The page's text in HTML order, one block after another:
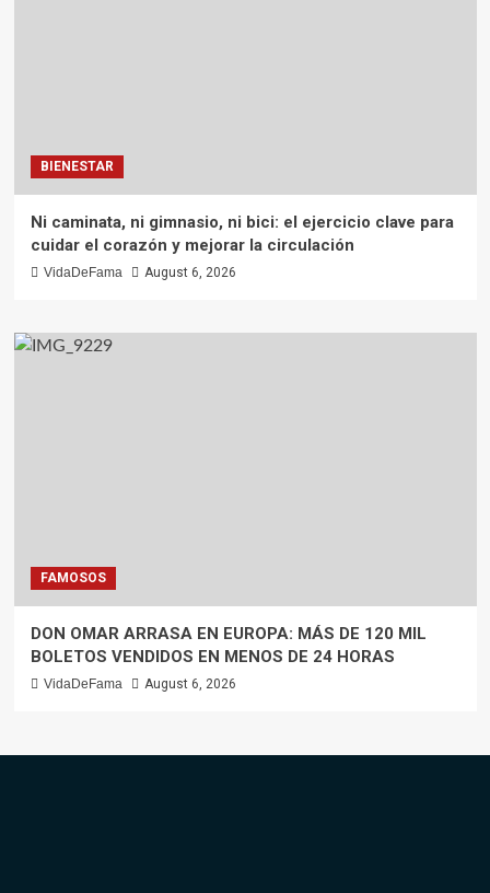
BIENESTAR
Ni caminata, ni gimnasio, ni bici: el ejercicio clave para
cuidar el corazón y mejorar la circulación
VidaDeFama August 6, 2026
FAMOSOS
DON OMAR ARRASA EN EUROPA: MÁS DE 120 MIL
BOLETOS VENDIDOS EN MENOS DE 24 HORAS
VidaDeFama August 6, 2026